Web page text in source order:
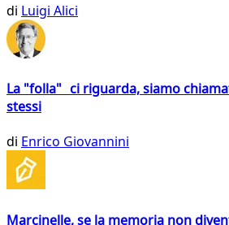
di Luigi Alici
La "folla" ci riguarda, siamo
stessi
di Enrico Giovannini
Marcinelle, se la memoria non